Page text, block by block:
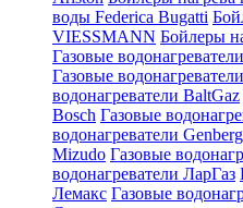
воды Federica Bugatti
VIESSMANN Бойлеры
Газовые водонагреватели
Газовые
водонагреватели BaltGaz
Bosch Газовые
водонагреватели Genberg
Mizudo Газовые
водонагреватели ЛарГаз
Лемакс Газовые